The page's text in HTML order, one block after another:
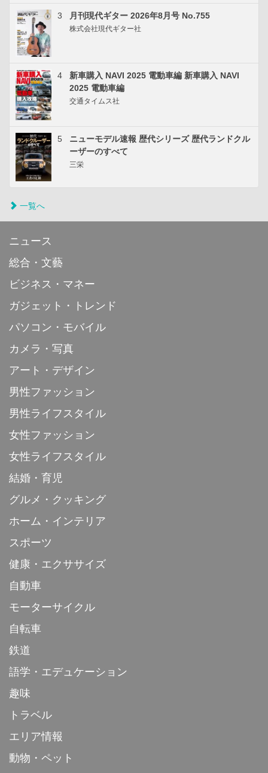
3 月刊現代ギター 2026年8月号 No.755
株式会社現代ギター社
4
新車購入 NAVI 2025 電動車編 新車購入 NAVI
2025 電動車編
交通タイムス社
5
ニューモデル速報 歴代シリーズ 歴代ランドクル
ーザーのすべて
三栄
一覧へ
ニュース
総合・文藝
ビジネス・マネー
ガジェット・トレンド
パソコン・モバイル
カメラ・写真
アート・デザイン
男性ファッション
男性ライフスタイル
女性ファッション
女性ライフスタイル
結婚・育児
グルメ・クッキング
ホーム・インテリア
スポーツ
健康・エクササイズ
自動車
モーターサイクル
自転車
鉄道
語学・エデュケーション
趣味
トラベル
エリア情報
動物・ペット